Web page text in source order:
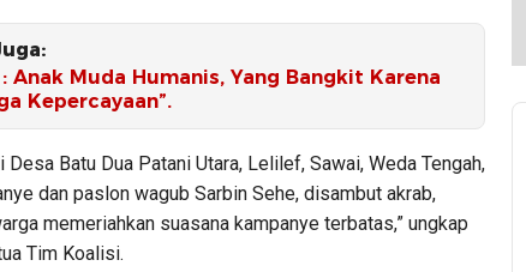
: Anak Muda Humanis, Yang Bangkit Karena
Kepercayaan”.
Desa Batu Dua Patani Utara, Lelilef, Sawai, Weda Tengah,
dan paslon wagub Sarbin Sehe, disambut akrab,
memeriahkan suasana kampanye terbatas,” ungkap
Tim Koalisi.